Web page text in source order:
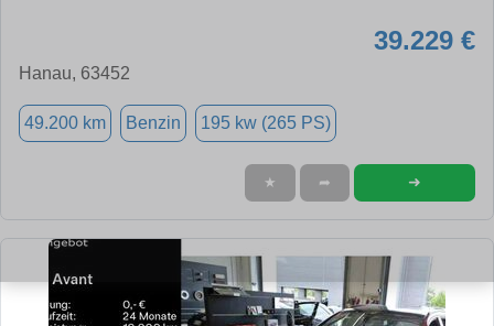
39.229 €
Hanau, 63452
49.200 km Benzin 195 kw (265 PS)
★ ➦ ➜